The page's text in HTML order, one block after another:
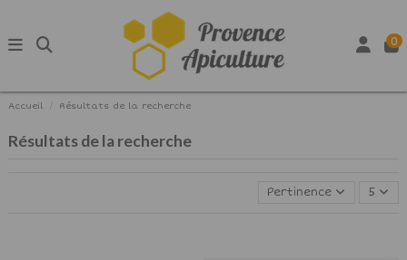
0
Accueil Résultats de la recherche
Résultats de la recherche
Pertinence 5